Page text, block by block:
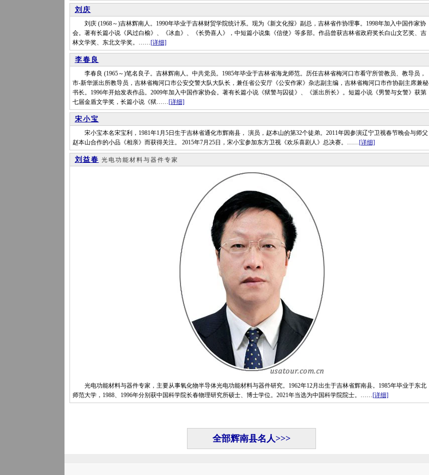
刘庆
刘庆 (1968～)吉林辉南人。1990年毕业于吉林财贸学院统计系。现为《新文化报》副总，吉林省作协理事。1998年加入中国作家协
会。著有长篇小说《风过白榆》、《冰血》、《长势喜人》，中短篇小说集《信使》等多部。作品曾获吉林省政府奖长白山文艺奖、吉
林文学奖、东北文学奖。……[详细]
李春良
李春良 (1965～)笔名良子。吉林辉南人。中共党员。1985年毕业于吉林省海龙师范。历任吉林省梅河口市看守所管教员、教导员，
市-新华派出所教导员，吉林省梅河口市公安交警大队大队长，兼任省公安厅《公安作家》杂志副主编，吉林省梅河口市作协副主席兼秘
书长。1996年开始发表作品。2009年加入中国作家协会。著有长篇小说《狱警与囚徒》、《派出所长》。短篇小说《男警与女警》获第
七届金盾文学奖，长篇小说《狱……[详细]
宋小宝
宋小宝本名宋宝利，1981年1月5日生于吉林省通化市辉南县， 演员，赵本山的第32个徒弟。2011年因参演辽宁卫视春节晚会与师父
赵本山合作的小品《相亲》而获得关注。 2015年7月25日，宋小宝参加东方卫视《欢乐喜剧人》总决赛。……[详细]
刘益春 光电功能材料与器件专家
光电功能材料与器件专家，主要从事氧化物半导体光电功能材料与器件研究。1962年12月出生于吉林省辉南县。1985年毕业于东北
师范大学，1988、1996年分别获中国科学院长春物理研究所硕士、博士学位。2021年当选为中国科学院院士。……[详细]
全部辉南县名人>>>